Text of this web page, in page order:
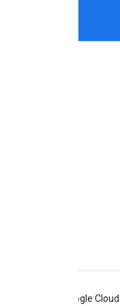
Google